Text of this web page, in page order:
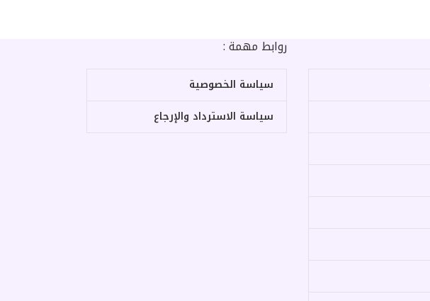
روابط مهمة :
سياسة الخصوصية
سياسة الاسترداد والإرجاع